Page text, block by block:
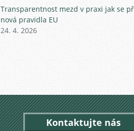
Transparentnost mezd v praxi jak se
nová pravidla EU
24. 4. 2026
Kontaktujte nás